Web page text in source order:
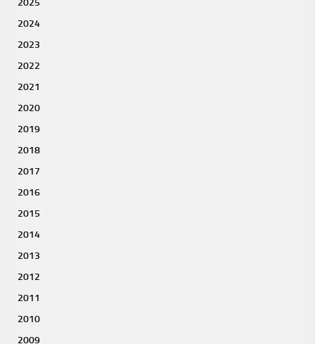
2025
2024
2023
2022
2021
2020
2019
2018
2017
2016
2015
2014
2013
2012
2011
2010
2009